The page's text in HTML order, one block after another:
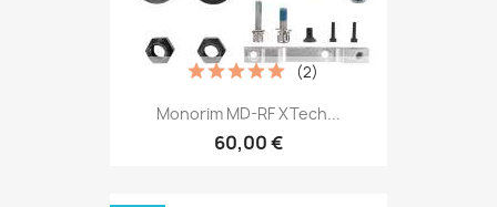
Monorim MD-RF XTech...
60,00 €
(2)